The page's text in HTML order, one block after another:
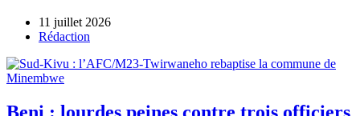
11 juillet 2026
Author
Rédaction